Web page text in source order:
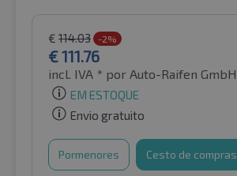
€ 114.03 -2%
€111.76
incl. IVA * por Auto-Raifen GmbH
EM ESTOQUE
Envio gratuito
Pormenores Cesto de compras